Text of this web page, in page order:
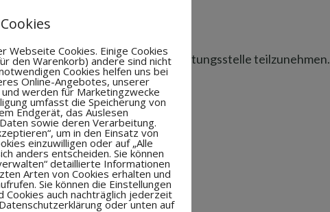
vor einer Verbraucherschlichtungsstelle teilzunehmen.
Webseite Cookies. Einige Cookies
den Warenkorb) andere sind nicht
Cookies helfen uns bei
Online-Angebotes, unserer
werden für Marketingzwecke
umfasst die Speicherung von
Endgerät, das Auslesen
sowie deren Verarbeitung.
um in den Einsatz von
einzuwilligen oder auf „Alle
anders entscheiden. Sie können
detaillierte Informationen
Arten von Cookies erhalten und
Sie können die Einstellungen
Cookies auch nachträglich jederzeit
oder unten auf